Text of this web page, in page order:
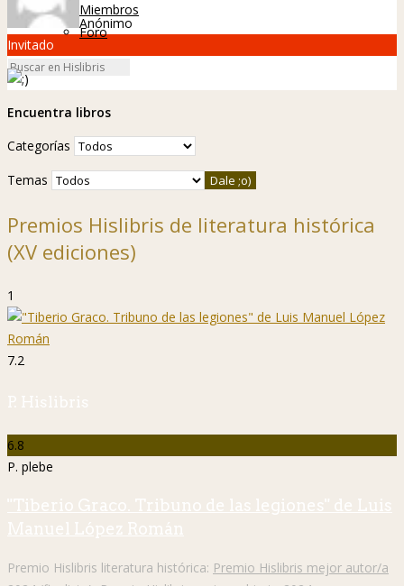
Miembros
Foro
Anónimo
Invitado
Encuentra libros
Categorías
Temas
Premios Hislibris de literatura histórica
(XV ediciones)
1
7.2
P. Hislibris
6.8
P. plebe
"Tiberio Graco. Tribuno de las legiones" de Luis
Manuel López Román
Premio Hislibris literatura histórica: Premio Hislibris mejor autor/a